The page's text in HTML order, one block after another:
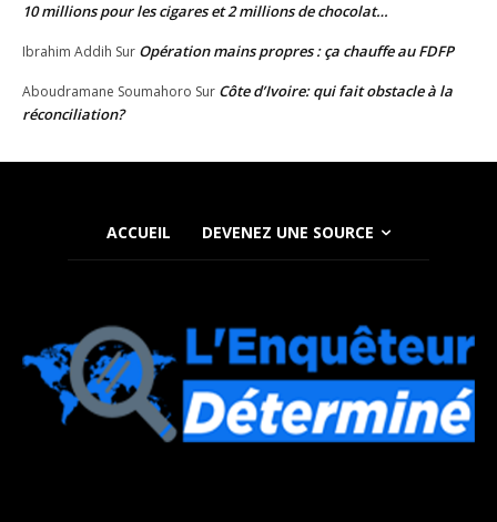
10 millions pour les cigares et 2 millions de chocolat…
Ibrahim Addih Sur Opération mains propres : ça chauffe au FDFP
Aboudramane Soumahoro Sur Côte d’Ivoire: qui fait obstacle à la
réconciliation?
ACCUEIL DEVENEZ UNE SOURCE